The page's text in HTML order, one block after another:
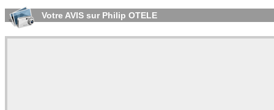
Votre AVIS sur Philip OTELE